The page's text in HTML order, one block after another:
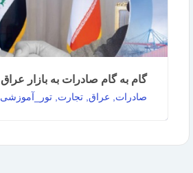
گام به گام صادرات به بازار عراق
صادرات, عراق, تجارت, تور_آموزشی